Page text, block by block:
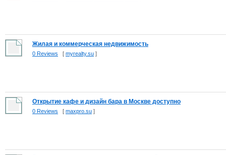
Жилая и коммерческая недвижимость
0 Reviews [ myrealty.su ]
Открытие кафе и дизайн бара в Москве доступно
0 Reviews [ maxpro.su ]